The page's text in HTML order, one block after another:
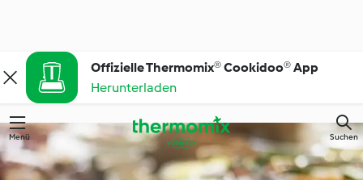
Offizielle Thermomix® Cookidoo® App
Herunterladen
Menü Suchen